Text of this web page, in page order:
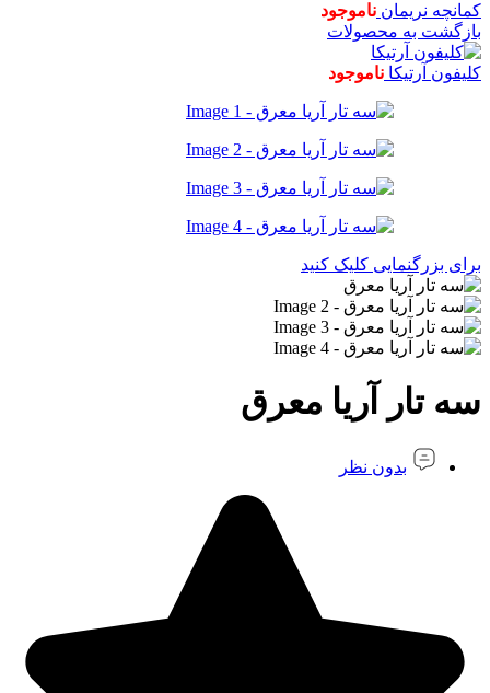
کمانچه نریمان ناموجود
بازگشت به محصولات
کلیفون آرتیکا ناموجود
برای بزرگنمایی کلیک کنید
سه تار آریا معرق
بدون نظر